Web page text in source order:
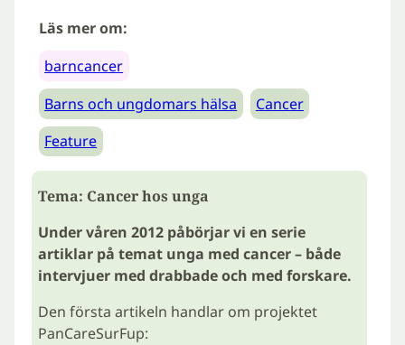
Läs mer om:
barncancer
Barns och ungdomars hälsa
Cancer
Feature
Tema: Cancer hos unga
Under våren 2012 påbörjar vi en serie
artiklar på temat unga med cancer – både
intervjuer med drabbade och med forskare.
Den första artikeln handlar om projektet
PanCareSurFup: